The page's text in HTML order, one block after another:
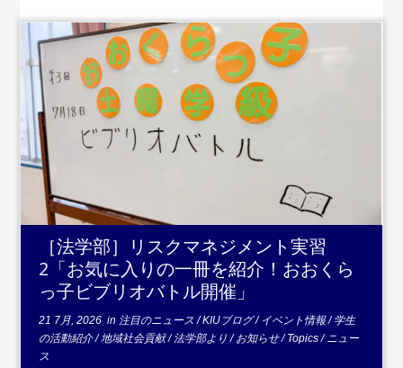
...続きを読む
［法学部］リスクマネジメント実習
2「お気に入りの一冊を紹介！おおくら
っ子ビブリオバトル開催」
21 7月, 2026 in 注目のニュース/KIUブログ/ イベント情報/学生
の活動紹介/地域社会貢献/法学部より/お知らせ/Topics/ニュー
ス